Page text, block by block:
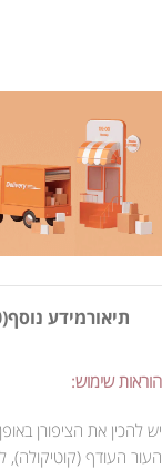
תיאורמידע נוסף(0) ביקורות
הוראות שימוש:
יש להכין את הציפורן
העור העודף (קוטיקולה),